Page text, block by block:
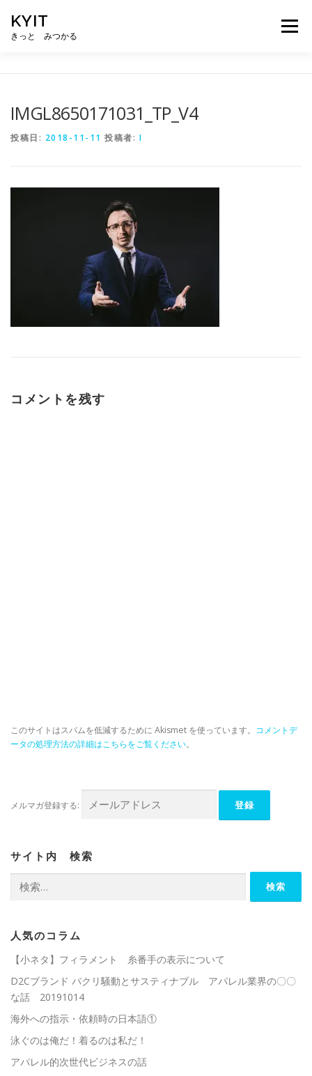
KYIT
きっと みつかる
メニュー
ABOUT US メルマガ登録
IMGL8650171031_TP_V4
投稿日: 2018-11-11 投稿者: I
コメントを残す
このサイトはスパムを低減するために Akismet を使っています。 コメントデ
ータの処理方法の詳細はこちらをご覧ください。
メルマガ登録する:
サイト内 検索
索:
人気のコラム
【小ネタ】フィラメント 糸番手の表示について
D2Cブランド パクリ騒動とサスティナブル アパレル業界の〇〇
な話 20191014
海外への指示・依頼時の日本語①
泳ぐのは俺だ！着るのは私だ！
アパレル的次世代ビジネスの話